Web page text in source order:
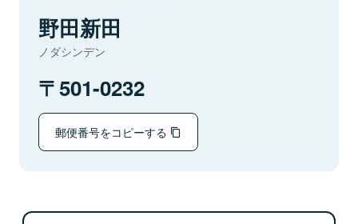
野田新田
ノダシンデン
501-0232
郵便番号をコピーする